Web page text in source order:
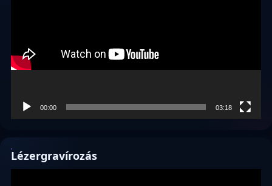
00:00 03:18
Lézergravírozás